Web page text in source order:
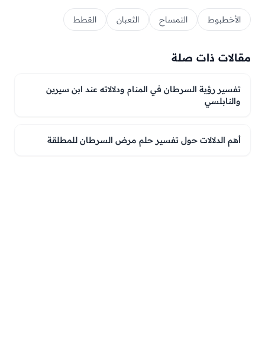
الأخطبوط التمساح الثعبان القطط
مقالات ذات صلة
تفسير رؤية السرطان في المنام ودلالاته عند ابن سيرين
والنابلسي
أهم الدلالات حول تفسير حلم مرض السرطان للمطلقة